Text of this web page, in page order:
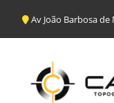
Av João Barbosa